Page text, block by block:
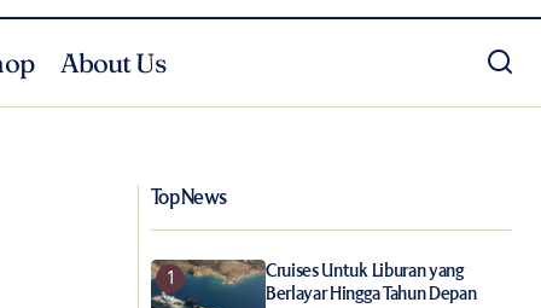
About Us
Top News
Cruises Untuk Liburan yang
Berlayar Hingga Tahun Depan